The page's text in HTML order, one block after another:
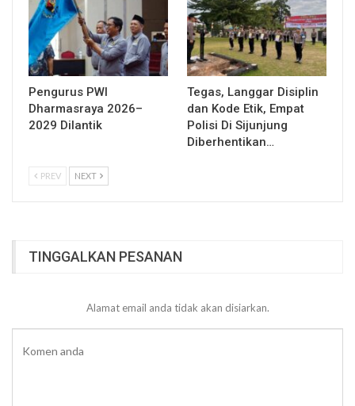
Pengurus PWI
Dharmasraya 2026–
2029 Dilantik
Tegas, Langgar Disiplin
dan Kode Etik, Empat
Polisi Di Sijunjung
Diberhentikan…
PREV NEXT
TINGGALKAN PESANAN
Alamat email anda tidak akan disiarkan.